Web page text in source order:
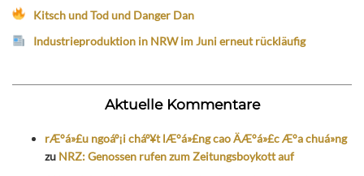
Kitsch und Tod und Danger Dan
Industrieproduktion in NRW im Juni erneut rückläufig
Aktuelle Kommentare
rÆ°á»£u ngoáº¡i cháº¥t lÆ°á»£ng cao ÄÆ°á»£c Æ°a chuá»ng
zu NRZ: Genossen rufen zum Zeitungsboykott auf